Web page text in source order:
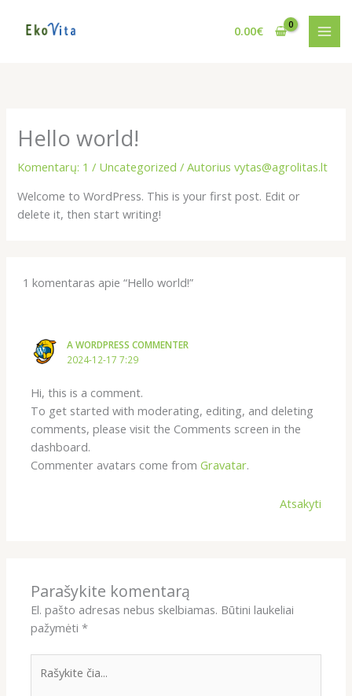
0.00€
Hello world!
Komentarų: 1 / Uncategorized / Autorius vytas@agrolitas.lt
Welcome to WordPress. This is your first post. Edit or
delete it, then start writing!
1 komentaras apie “Hello world!”
A WORDPRESS COMMENTER
2024-12-17 7:29
Hi, this is a comment.
To get started with moderating, editing, and deleting
comments, please visit the Comments screen in the
dashboard.
Commenter avatars come fromGravatar.
Atsakyti
Parašykite komentarą
El. pašto adresas nebus skelbiamas. Būtini laukeliai
pažymėti*
čia...